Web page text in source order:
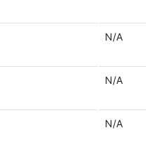
N/A
N/A
N/A